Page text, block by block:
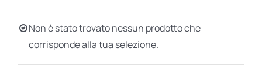
BIOGRAFIE
ATTUALITÀ
Non è stato trovato nessun prodotto che
corrisponde alla tua selezione.